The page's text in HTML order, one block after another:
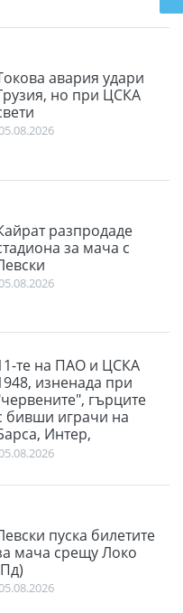
авария удари
но при ЦСКА
разпродаде
за мача с
те на ПАО и ЦСКА
изненада при
гърците
бивши играчи на
Интер,
и Ман
пуска билетите
мача срещу Локо